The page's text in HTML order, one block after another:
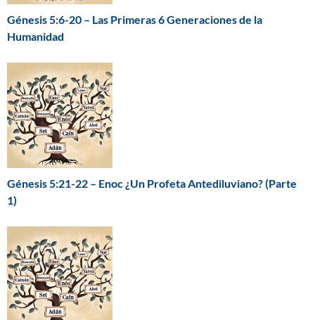
Génesis 5:6-20 – Las Primeras 6 Generaciones de la
Humanidad
Génesis 5:21-22 – Enoc ¿Un Profeta Antediluviano? (Parte
1)